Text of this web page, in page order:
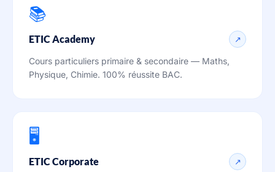
📚
ETIC Academy ↗
Cours particuliers primaire & secondaire — Maths,
Physique, Chimie. 100% réussite BAC.
🖥️
ETIC Corporate ↗